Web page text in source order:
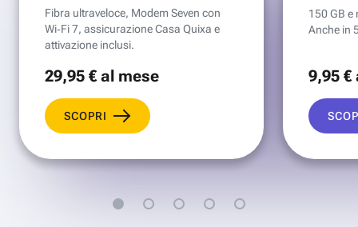
Fibra ultraveloce, Modem Seven con
Wi‑Fi 7, assicurazione Casa Quixa e
attivazione inclusi.
29,95 €al mese
SCOPRI
150 GB e
Anche in
9,95 €